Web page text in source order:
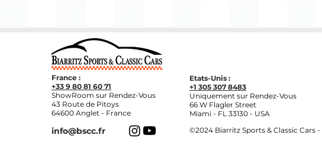
France :
+33 9 80 81 60 71
ShowRoom sur Rendez-Vous
43 Route de Pitoys
64600 Anglet - France
info@bscc.fr
Etats-Unis :
+1 305 307 8483
Uniquement sur Rendez-Vous
66 W Flagler Street
Miami - FL 33130 - USA
©2024 Biarritz Sports & Classic Cars -